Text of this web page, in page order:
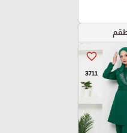
favorite_border